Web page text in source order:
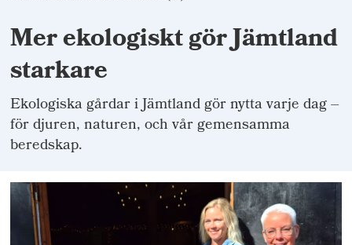
Mer ekologiskt gör Jämtland
starkare
Ekologiska gårdar i Jämtland gör nytta varje dag –
för djuren, naturen, och vår gemensamma
beredskap.